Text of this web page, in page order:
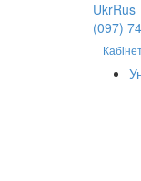
UkrRus
(097)